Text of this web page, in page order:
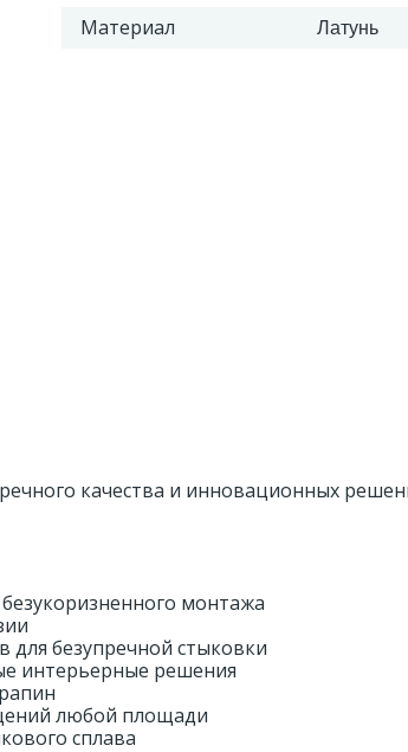
Материал Латунь
качества и инновационных
монтажа
для безупречной стыковки
интерьерные решения
любой площади
сплава